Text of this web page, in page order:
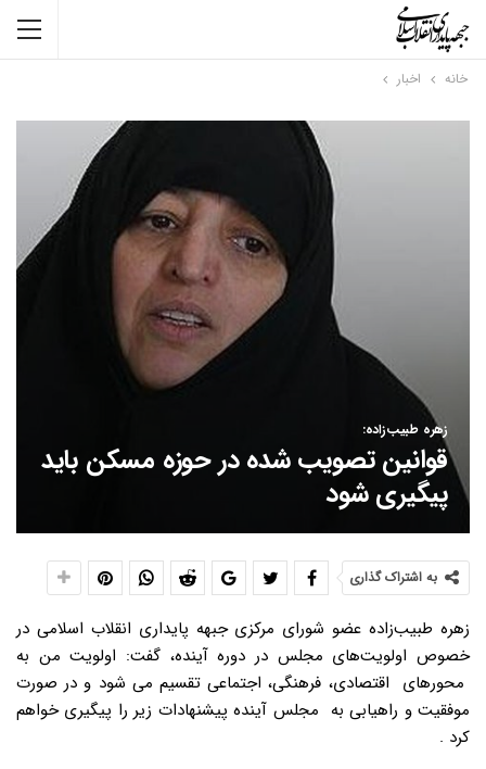
خانه اخبار
زهره طبیب‌زاده:
قوانین تصویب شده در حوزه مسکن باید
پیگیری شود
به اشتراک گذاری
زهره طبیب‌زاده عضو شورای مرکزی جبهه پایداری انقلاب اسلامی در
خصوص اولویت‌های مجلس در دوره آینده، گفت: اولویت من به
محورهای اقتصادی، فرهنگی، اجتماعی تقسیم می شود و در صورت
موفقیت و راهیابی به مجلس آینده پیشنهادات زیر را پیگیری خواهم
کرد .